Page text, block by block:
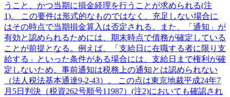
うこと、かつ当期に損金経理を行うことが求められる(注
1)。 この要件は形式的なものではなく、充足しない場合に
はその時点で当期損金算入は否定される。また、「通知」が
有効と認められるためには、期末時点で債務が確定している
ことが前提となる。例えば、「支給日に在職する者に限り支
給する」といった条件がある場合には、支給日まで権利が確
定しないため、事前通知は税務上の通知とは認められない
（法人税法基本通達9-2-43）。 この点は東京地裁平成24年7
月5日判決（税資262号順号11987）(注2)においても確認され